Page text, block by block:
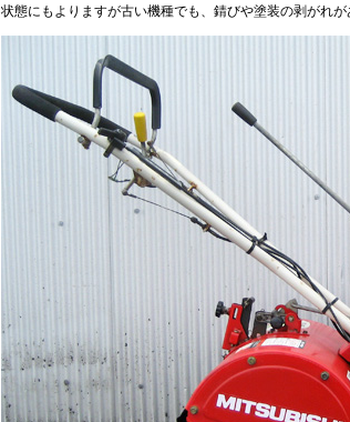
状態にもよりますが古い機種でも、錆びや塗装の剥がれ